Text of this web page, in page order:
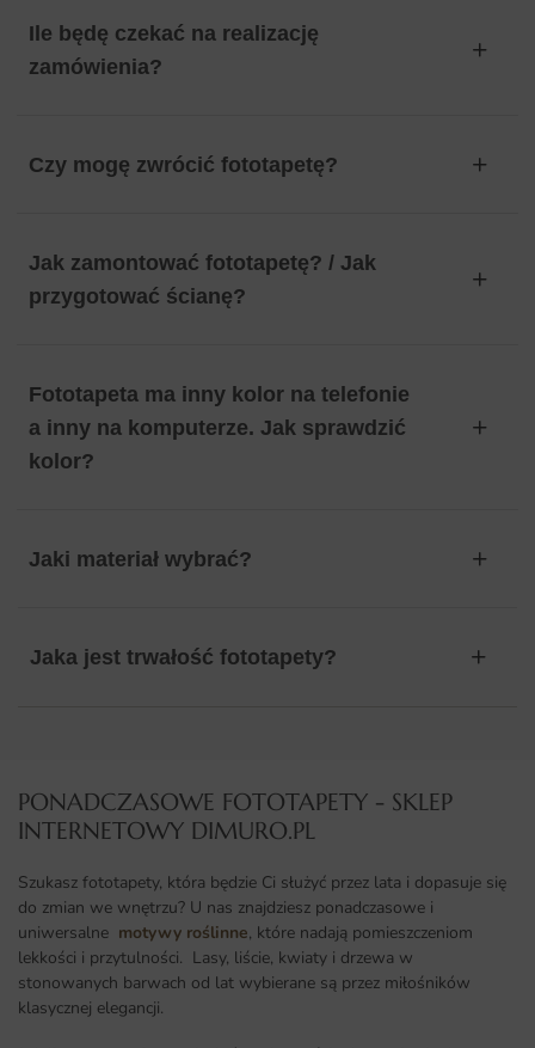
Ile będę czekać na realizację
zamówienia?
Czy mogę zwrócić fototapetę?
Jak zamontować fototapetę? / Jak
przygotować ścianę?
Fototapeta ma inny kolor na telefonie
a inny na komputerze. Jak sprawdzić
kolor?
Jaki materiał wybrać?
Jaka jest trwałość fototapety?
PONADCZASOWE FOTOTAPETY - SKLEP
INTERNETOWY DIMURO.PL​
Szukasz fototapety, która będzie Ci służyć przez lata i dopasuje się
do zmian we wnętrzu? U nas znajdziesz ponadczasowe i
uniwersalne motywy roślinne, które nadają pomieszczeniom
lekkości i przytulności. Lasy, liście, kwiaty i drzewa w
stonowanych barwach od lat wybierane są przez miłośników
klasycznej elegancji.